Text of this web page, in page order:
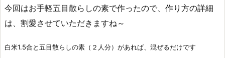
今回はお手軽五目散らしの素で作ったので、作り方の詳細
は、割愛させていただきますね～
白米1.5合と五目散らしの素（２人分）があれば、混ぜるだけです